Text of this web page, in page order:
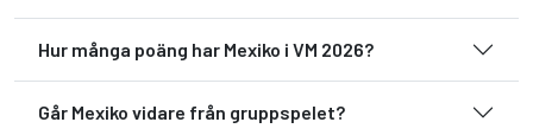
Hur många poäng har Mexiko i VM 2026?
Går Mexiko vidare från gruppspelet?